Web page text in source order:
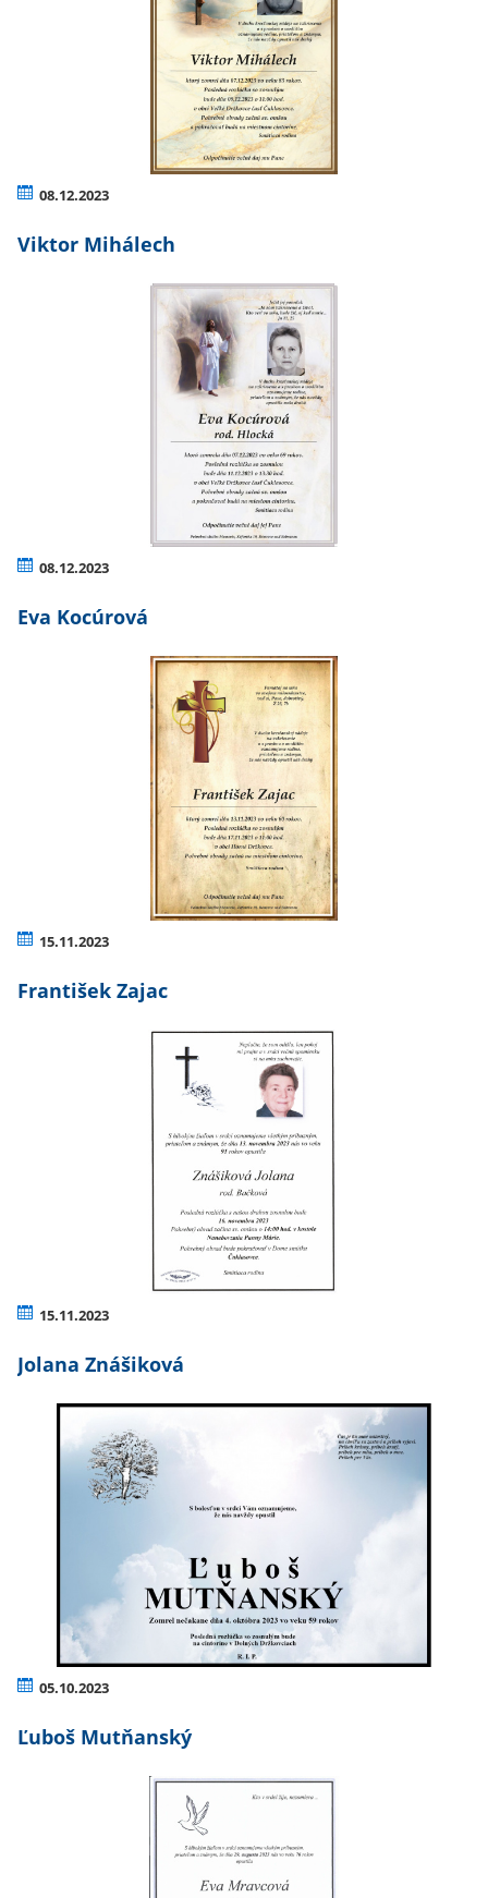
08.12.2023
Viktor Mihálech
08.12.2023
Eva Kocúrová
15.11.2023
František Zajac
15.11.2023
Jolana Znášiková
05.10.2023
Ľuboš Mutňanský